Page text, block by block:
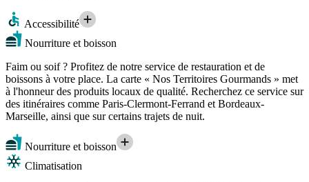
Accessibilité
Nourriture et boisson
Faim ou soif ? Profitez de notre service de restauration et de
boissons à votre place. La carte « Nos Territoires Gourmands » met
à l'honneur des produits locaux de qualité. Recherchez ce service sur
des itinéraires comme Paris-Clermont-Ferrand et Bordeaux-
Marseille, ainsi que sur certains trajets de nuit.
Nourriture et boisson
Climatisation